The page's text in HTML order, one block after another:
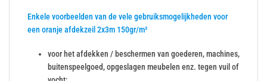
Enkele voorbeelden van de vele gebruiksmogelijkheden voor
een oranje afdekzeil 2x3m 150gr/m²
voor het afdekken / beschermen van goederen, machines,
buitenspeelgoed, opgeslagen meubelen enz. tegen vuil of